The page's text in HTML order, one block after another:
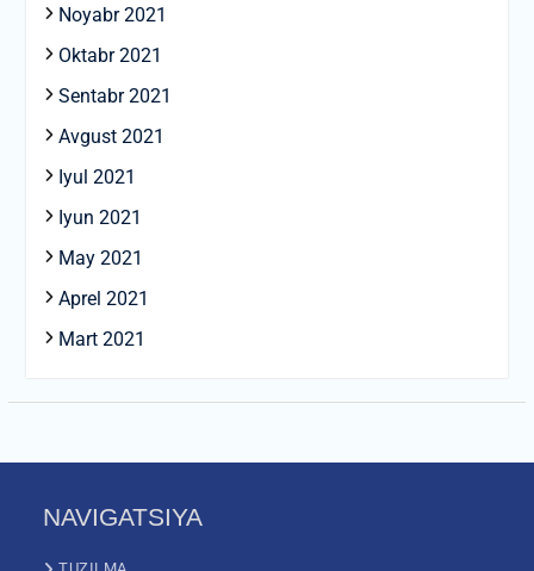
Noyabr 2021
Oktabr 2021
Sentabr 2021
Avgust 2021
Iyul 2021
Iyun 2021
May 2021
Aprel 2021
Mart 2021
NAVIGATSIYA